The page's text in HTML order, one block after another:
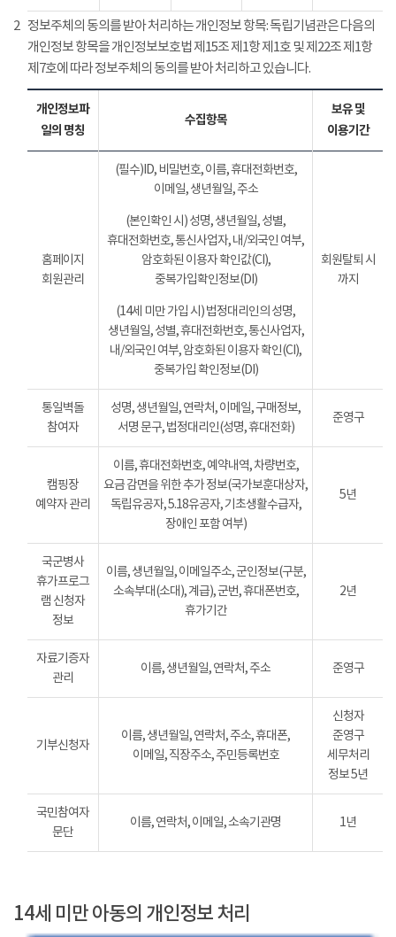
2 정보주체의 동의를 받아 처리하는 개인정보 항목: 독립기념관은 다음의
개인정보 항목을 개인정보보호법 제15조 제1항 제1호 및 제22조 제1항
제7호에 따라 정보주체의 동의를 받아 처리하고 있습니다.
개인정보파
일의 명칭
수집항목
보유 및
이용기간
홈페이지
회원관리
(필수)ID, 비밀번호, 이름, 휴대전화번호,
이메일, 생년월일, 주소
(본인확인 시) 성명, 생년월일, 성별,
휴대전화번호, 통신사업자, 내/외국인 여부,
암호화된 이용자 확인값(CI),
중복가입확인정보(DI)
(14세 미만 가입 시) 법정대리인의 성명,
생년월일, 성별, 휴대전화번호, 통신사업자,
내/외국인 여부, 암호화된 이용자 확인(CI),
중복가입 확인정보(DI)
회원탈퇴 시
까지
통일벽돌
참여자
성명, 생년월일, 연락처, 이메일, 구매정보,
서명 문구, 법정대리인(성명, 휴대전화)
준영구
캠핑장
예약자 관리
이름, 휴대전화번호, 예약내역, 차량번호,
요금 감면을 위한 추가 정보(국가보훈대상자,
독립유공자, 5.18유공자, 기초생활수급자,
장애인 포함 여부)
5년
국군병사
휴가프로그
램 신청자
정보
이름, 생년월일, 이메일주소, 군인정보(구분,
소속부대(소대), 계급), 군번, 휴대폰번호,
휴가기간
2년
자료기증자
관리
이름, 생년월일, 연락처, 주소 준영구
기부신청자
이름, 생년월일, 연락처, 주소, 휴대폰,
이메일, 직장주소, 주민등록번호
신청자
준영구
세무처리
정보 5년
국민참여자
문단
이름, 연락처, 이메일, 소속기관명 1년
14세 미만 아동의 개인정보 처리